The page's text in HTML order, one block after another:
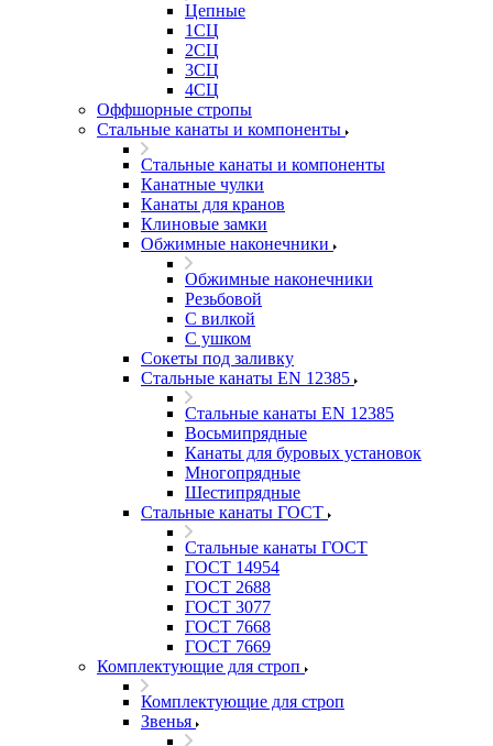
Цепные
1СЦ
2СЦ
3СЦ
4СЦ
Оффшорные стропы
Стальные канаты и компоненты
Стальные канаты и компоненты
Канатные чулки
Канаты для кранов
Клиновые замки
Обжимные наконечники
Обжимные наконечники
Резьбовой
С вилкой
С ушком
Сокеты под заливку
Стальные канаты EN 12385
Стальные канаты EN 12385
Восьмипрядные
Канаты для буровых установок
Многопрядные
Шестипрядные
Стальные канаты ГОСТ
Стальные канаты ГОСТ
ГОСТ 14954
ГОСТ 2688
ГОСТ 3077
ГОСТ 7668
ГОСТ 7669
Комплектующие для строп
Комплектующие для строп
Звенья